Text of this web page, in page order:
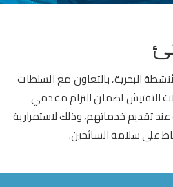
البحرية، بالتعاون مع السلطات
التفتيش لضمان التزام مقدمي
عند تقديم خدماتهم، وذلك لاستمرارية
على سلامة السائحين.